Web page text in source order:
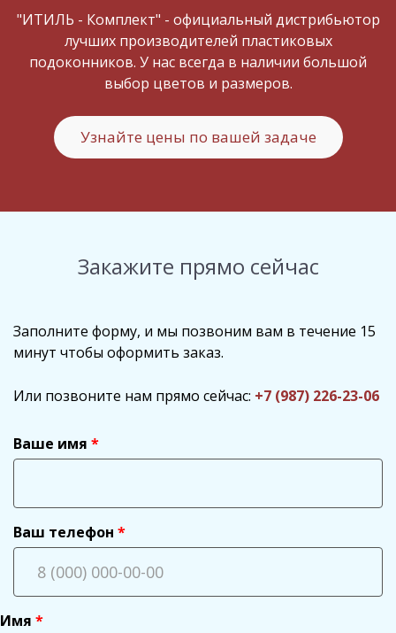
"ИТИЛЬ - Комплект" - официальный дистрибьютор
лучших производителей пластиковых
подоконников. У нас всегда в наличии большой
выбор цветов и размеров.
Узнайте цены по вашей задаче
Закажите прямо сейчас
Заполните форму, и мы позвоним вам в течение 15
минут чтобы оформить заказ.
Или позвоните нам прямо сейчас: +7 (987) 226-23-06
Ваше имя
Ваш телефон
Имя